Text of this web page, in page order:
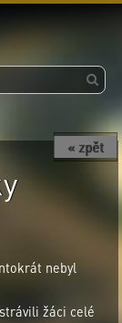
« zpět
nebyl
žáci celé